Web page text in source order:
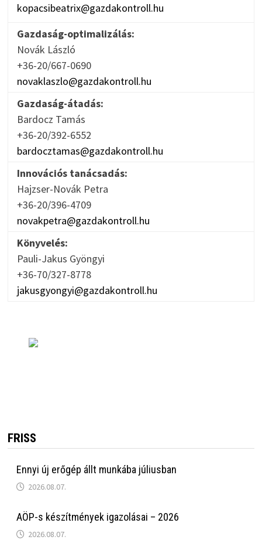
kopacsibeatrix@gazdakontroll.hu
Gazdaság-optimalizálás:
Novák László
+36-20/667-0690
novaklaszlo@gazdakontroll.hu
Gazdaság-átadás:
Bardocz Tamás
+36-20/392-6552
bardocztamas@gazdakontroll.hu
Innovációs tanácsadás:
Hajzser-Novák Petra
+36-20/396-4709
novakpetra@gazdakontroll.hu
Könyvelés:
Pauli-Jakus Gyöngyi
+36-70/327-8778
jakusgyongyi@gazdakontroll.hu
FRISS
Ennyi új erőgép állt munkába júliusban
2026.08.07.
AÖP-s készítmények igazolásai – 2026
2026.08.07.